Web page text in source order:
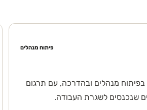
פיתוח מנהלים
בפיתוח מנהלים ובהדרכה, עם תרגום
שנכנסים לשגרת העבודה.